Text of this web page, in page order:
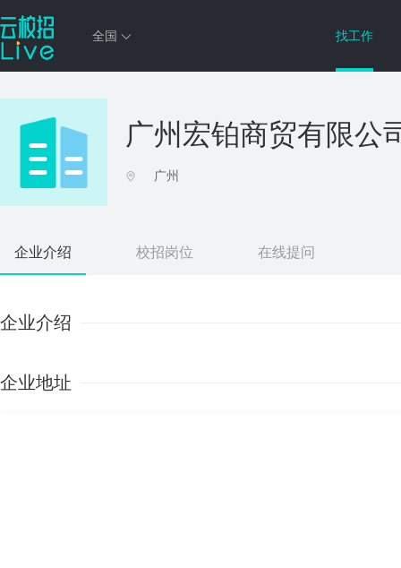
全国 找工作
广州宏铂商贸有限公
广州
企业介绍 校招岗位 在线提问
企业介绍
企业地址